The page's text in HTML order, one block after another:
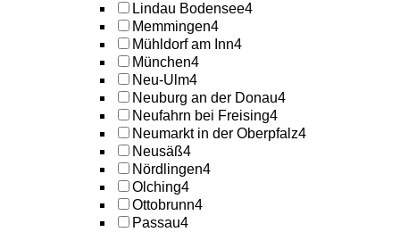
Lindau Bodensee4
Memmingen4
Mühldorf am Inn4
München4
Neu-Ulm4
Neuburg an der Donau4
Neufahrn bei Freising4
Neumarkt in der Oberpfalz4
Neusäß4
Nördlingen4
Olching4
Ottobrunn4
Passau4